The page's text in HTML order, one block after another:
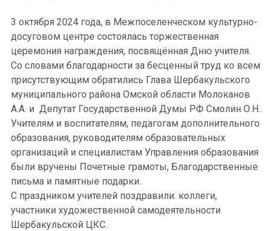
3 октября 2024 года, в Межпоселенческом культурно-
досуговом центре состоялась торжественная
церемония награждения, посвящённая Дню учителя.
Со словами благодарности за бесценный труд ко всем
присутствующим обратились Глава Шербакульского
муниципального района Омской области Молоканов
А.А. и Депутат Государственной Думы РФ Смолин О.Н..
Учителям и воспитателям, педагогам дополнительного
образования, руководителям образовательных
организаций и специалистам Управления образования
были вручены Почетные грамоты, Благодарственные
письма и памятные подарки.
С праздником учителей поздравили: коллеги,
участники художественной самодеятельности
Шербакульской ЦКС.